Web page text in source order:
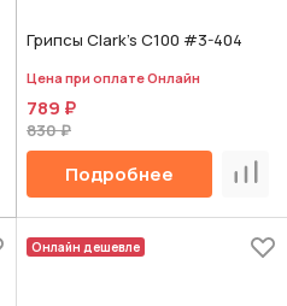
Грипсы Clark's C100 #3-404
Цена при оплате Онлайн
789 ₽
830 ₽
Подробнее
Онлайн дешевле